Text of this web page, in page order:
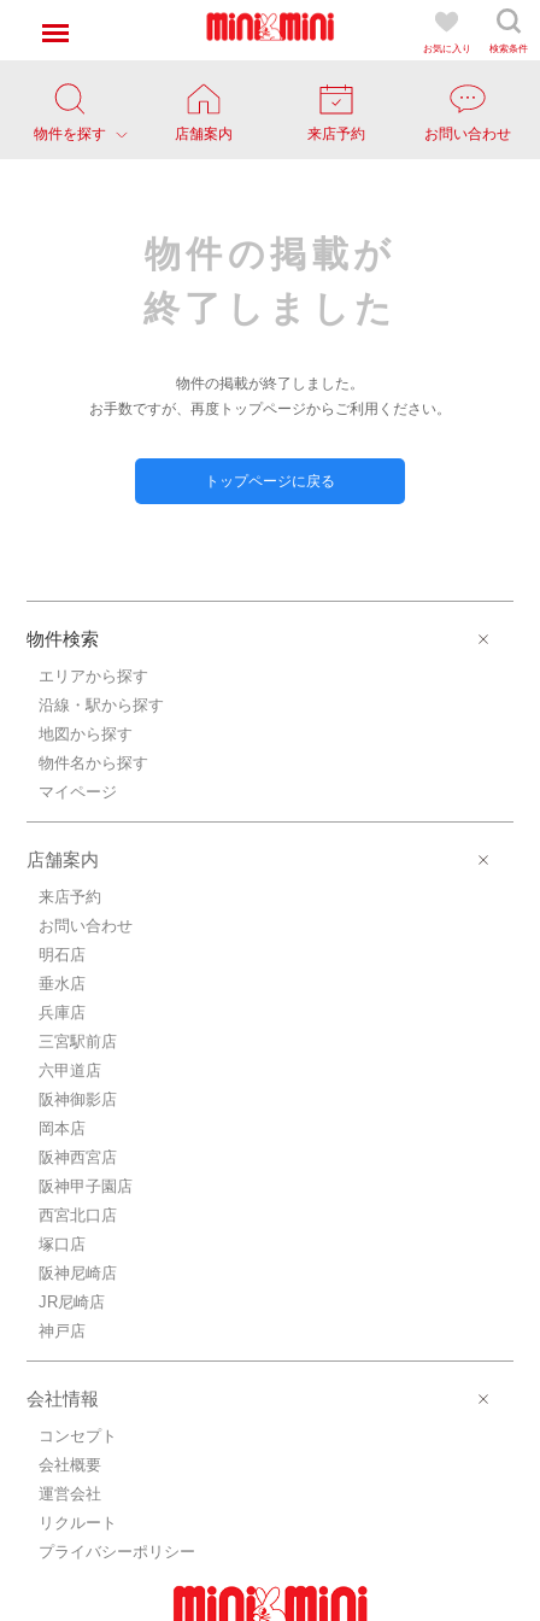
お気に入り 検索条件
物件を探す 店舗案内 来店予約 お問い合わせ
物件の掲載が
終了しました
物件の掲載が終了しました。
お手数ですが、再度トップページからご利用ください。
トップページに戻る
物件検索
エリアから探す
沿線・駅から探す
地図から探す
物件名から探す
マイページ
店舗案内
来店予約
お問い合わせ
明石店
垂水店
兵庫店
三宮駅前店
六甲道店
阪神御影店
岡本店
阪神西宮店
阪神甲子園店
西宮北口店
塚口店
阪神尼崎店
JR尼崎店
神戸店
会社情報
コンセプト
会社概要
運営会社
リクルート
プライバシーポリシー